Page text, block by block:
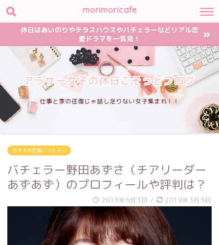
morimoricafe
休日はあいのりやテラスハウスやバチェラーなどリアル恋
愛ドラマを一気見！
アラサー女子の休日こそっとブログ
仕事と家の往復じゃ話し足りない女子集まれ！！
おすすめ恋愛バラエティ
バチェラー野田あずさ（チアリーダー
あずあず）のプロフィールや評判は？
2018年6月3日 / 2019年3月3日